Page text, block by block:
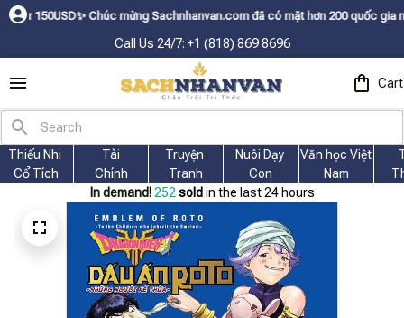
✨Chúc mừng Sachnhanvan.com đã có mặt hơn 200 quốc gia như Mỹ,
Call Us 24/7: +1 (818) 869 8696
Cart
Thiếu Nhi
Cổ Tích
Tài
Chính
Truyện
Tranh
Nuôi Dạy
Con
Văn học Việt
Nam
In demand! 252 sold in the last 24 hours